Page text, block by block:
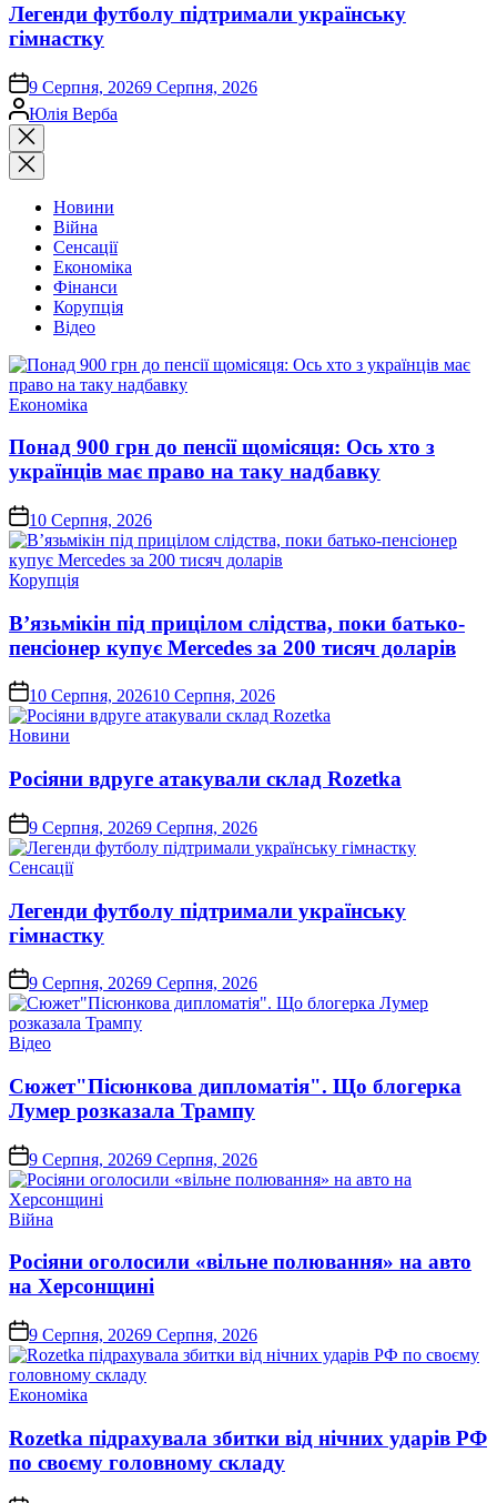
Легенди футболу підтримали українську
гімнастку
on9 Серпня, 20269 Серпня, 2026
Опубліковано
Юлія Верба
Закрити
пошук
Новини
Війна
Сенсації
Економіка
Фінанси
Корупція
Відео
Опублікувати
Економіка
Понад 900 грн до пенсії щомісяця: Ось хто з
українців має право на таку надбавку
on 10 Серпня, 2026
Опублікувати
Корупція
В’язьмікін під прицілом слідства, поки батько-
пенсіонер купує Mercedes за 200 тисяч доларів
on 10 Серпня, 202610 Серпня, 2026
Опублікувати
Новини
Росіяни вдруге атакували склад Rozetka
on9 Серпня, 20269 Серпня, 2026
Опублікувати
Сенсації
Легенди футболу підтримали українську
гімнастку
on9 Серпня, 20269 Серпня, 2026
Опублікувати
Відео
Сюжет"Пісюнкова дипломатія". Що блогерка
Лумер розказала Трампу
on9 Серпня, 20269 Серпня, 2026
Опублікувати
Війна
Росіяни оголосили «вільне полювання» на авто
на Херсонщині
on9 Серпня, 20269 Серпня, 2026
Опублікувати
Економіка
Rozetka підрахувала збитки від нічних ударів РФ
по своєму головному складу